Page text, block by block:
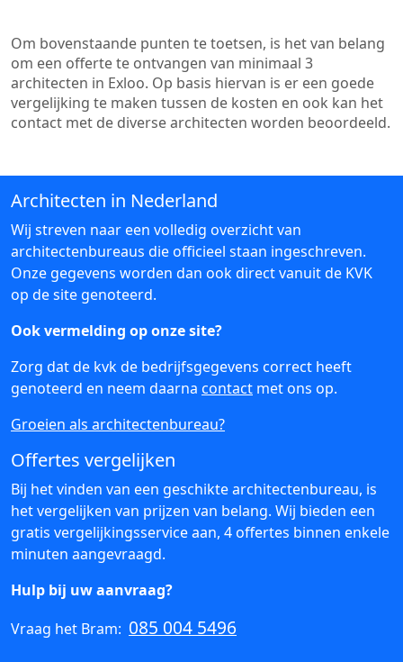
Om bovenstaande punten te toetsen, is het van belang
om een offerte te ontvangen van minimaal 3
architecten in Exloo. Op basis hiervan is er een goede
vergelijking te maken tussen de kosten en ook kan het
contact met de diverse architecten worden beoordeeld.
Architecten in Nederland
Wij streven naar een volledig overzicht van
architectenbureaus die officieel staan ingeschreven.
Onze gegevens worden dan ook direct vanuit de KVK
op de site genoteerd.
Ook vermelding op onze site?
Zorg dat de kvk de bedrijfsgegevens correct heeft
genoteerd en neem daarna contact met ons op.
Groeien als architectenbureau?
Offertes vergelijken
Bij het vinden van een geschikte architectenbureau, is
het vergelijken van prijzen van belang. Wij bieden een
gratis vergelijkingsservice aan, 4 offertes binnen enkele
minuten aangevraagd.
Hulp bij uw aanvraag?
Vraag het Bram: 085 004 5496